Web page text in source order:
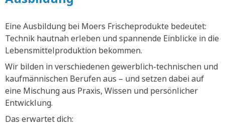
Eine Ausbildung bei Moers Frischeprodukte bedeutet:
Technik hautnah erleben und spannende Einblicke in die
Lebensmittelproduktion bekommen.
Wir bilden in verschiedenen gewerblich-technischen und
kaufmännischen Berufen aus – und setzen dabei auf
eine Mischung aus Praxis, Wissen und persönlicher
Entwicklung.
Das erwartet dich: